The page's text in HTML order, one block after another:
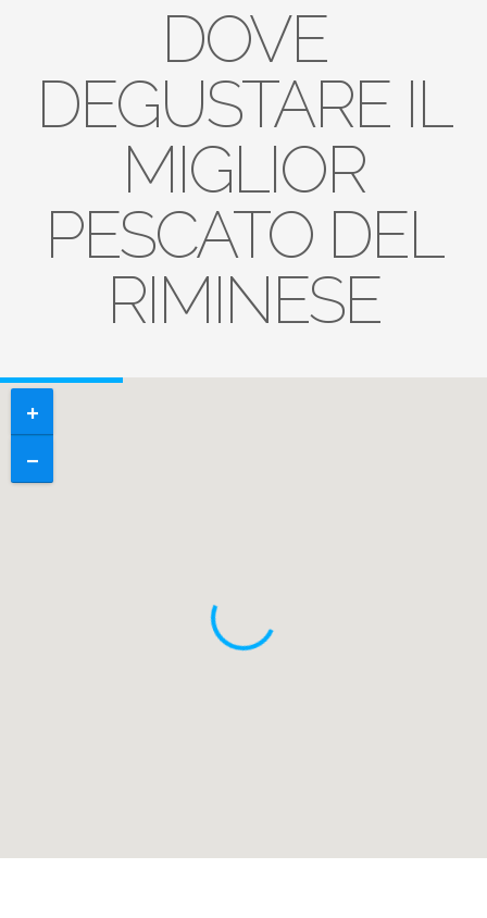
DOVE
DEGUSTARE IL
MIGLIOR
PESCATO DEL
RIMINESE